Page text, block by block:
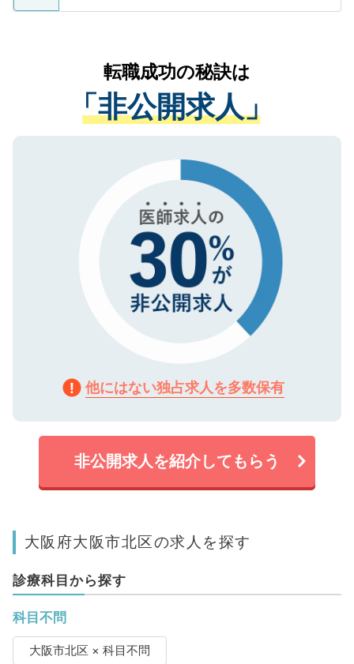
ているすべての個人データはご本人の許可
は、個人情報の取り扱いについての厳密な
管理基準を満たした事業者のみに付与され
る、プライバシーマークを取得済みです。
ご登録いただいた個人情報は、SSL（デー
で、機密保持に関してもご安心ください。
かがいして、現在の医療機関の状況や紹介
経験をまじえながら、適切なアドバイスを
させていただきます。すぐにご転職をされ
ない方には、長期的なサポートが可能です
ので、まずはご登録ください。
転職成功の秘訣は
「非公開求人」
他にはない独占求人を多数保有
非公開求人を紹介してもらう
大阪府大阪市北区の求人を探す
診療科目から探す
科目不問
大阪市北区 × 科目不問